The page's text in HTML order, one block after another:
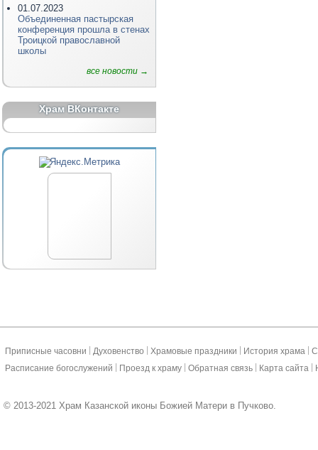
01.07.2023
Объединенная пастырская
конференция прошла в стенах
Троицкой православной
школы
все новости →
Храм ВКонтакте
Приписные часовни Духовенство Храмовые праздники История храма
Расписание богослужений
Проезд к храму Обратная связь Карта сайта
© 2013-2021 Храм Казанской иконы Божией Матери в Пучково.